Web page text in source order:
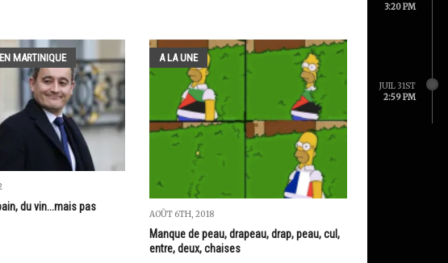
MARTINIQUE
du vin...mais pas
A LA UNE
AOÛT 6TH, 2018
Manque de peau, drapeau, drap, peau, cul,
entre, deux, chaises
3:20 PM
JUIL 31ST
2:59 PM